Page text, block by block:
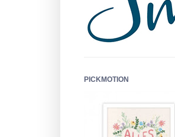
PICKMOTION